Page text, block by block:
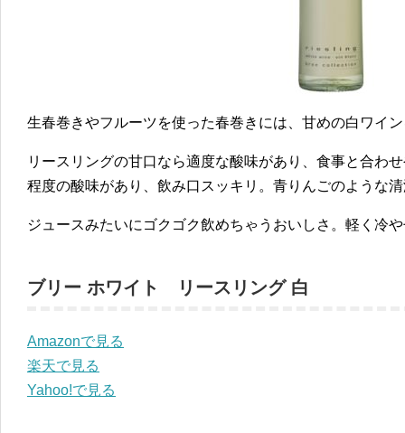
生春巻きやフルーツを使った春巻きには、甘めの白ワイ
リースリングの甘口なら適度な酸味があり、食事と合わ
程度の酸味があり、飲み口スッキリ。青りんごのような
ジュースみたいにゴクゴク飲めちゃうおいしさ。軽く冷
ブリー ホワイト リースリング 白
Amazonで見る
楽天で見る
Yahoo!で見る